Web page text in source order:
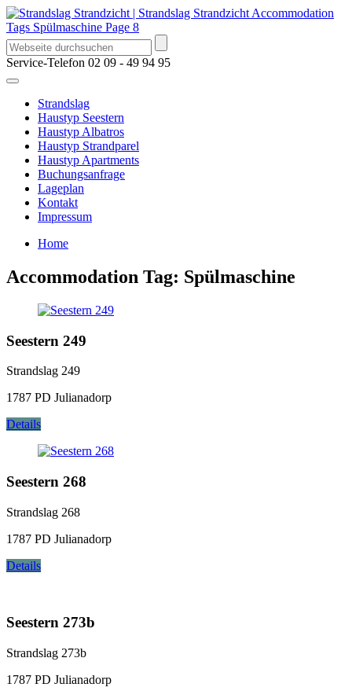
Service-Telefon 02 09 - 49 94 95
Strandslag
Haustyp Seestern
Haustyp Albatros
Haustyp Strandparel
Haustyp Apartments
Buchungsanfrage
Lageplan
Kontakt
Impressum
Home
Accommodation Tag: Spülmaschine
Seestern 249
Strandslag 249
1787 PD Julianadorp
Details
Seestern 268
Strandslag 268
1787 PD Julianadorp
Details
Seestern 273b
Strandslag 273b
1787 PD Julianadorp